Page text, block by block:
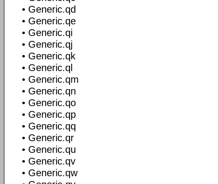
• Generic.qd
• Generic.qe
• Generic.qi
• Generic.qj
• Generic.qk
• Generic.ql
• Generic.qm
• Generic.qn
• Generic.qo
• Generic.qp
• Generic.qq
• Generic.qr
• Generic.qu
• Generic.qv
• Generic.qw